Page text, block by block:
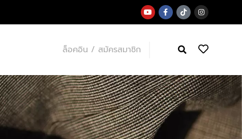
ล็อคอิน / สมัครสมาชิก